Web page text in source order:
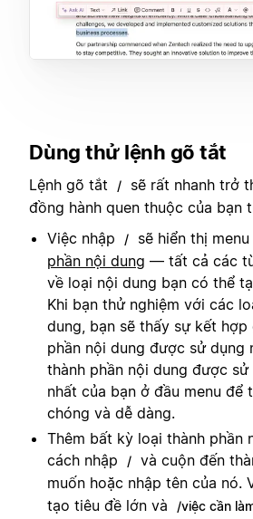
Dùng thử lệnh gõ tắt
Lệnh gõ tắt /
sẽ rất nhanh trở
đồng hành quen thuộc của bạn
Việc nhập
/ sẽ hiển thị menu
phần nội dung — tất cả các
về loại nội dung bạn có thể
Khi bạn thử nghiệm với các
dung, bạn sẽ thấy sự kết
phần nội dung được sử dụng
thành phần nội dung được
nhất của bạn ở đầu menu để
chóng và dễ dàng.
Thêm bất kỳ loại thành phần
cách nhập
/ và cuộn đến
muốn hoặc nhập tên của nó.
tạo tiêu đề lớn và /việc cần